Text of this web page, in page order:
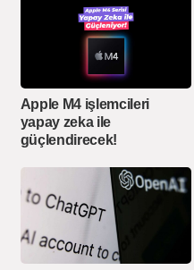
Apple M4 işlemcileri
yapay zeka ile
güçlendirecek!